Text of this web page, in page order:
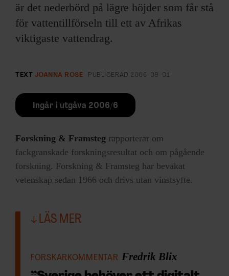
är det nederbörd på lägre höjder som får stå
för vattentillförseln till ett av Afrikas
viktigaste vattendrag.
TEXT JOANNA ROSE PUBLICERAD 2006-09-01
Ingår i utgåva 2006/6
Forskning & Framsteg rapporterar om
fackgranskade forskningsresultat och om pågående
forskning. Forskning & Framsteg har bevakat
vetenskap sedan 1966 och drivs utan vinstsyfte.
LÄS MER
FORSKARKOMMENTAR Fredrik Blix